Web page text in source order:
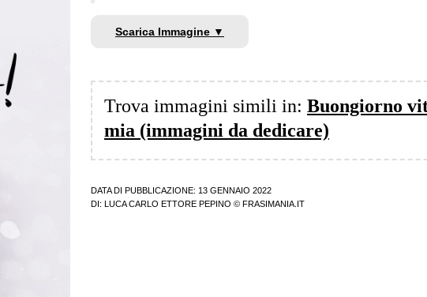
Scarica Immagine ▼
Trova immagini simili in: Buongiorno
mia (immagini da dedicare)
DATA DI PUBBLICAZIONE: 13 GENNAIO 2022
DI:
LUCA CARLO ETTORE PEPINO © FRASIMANIA.IT